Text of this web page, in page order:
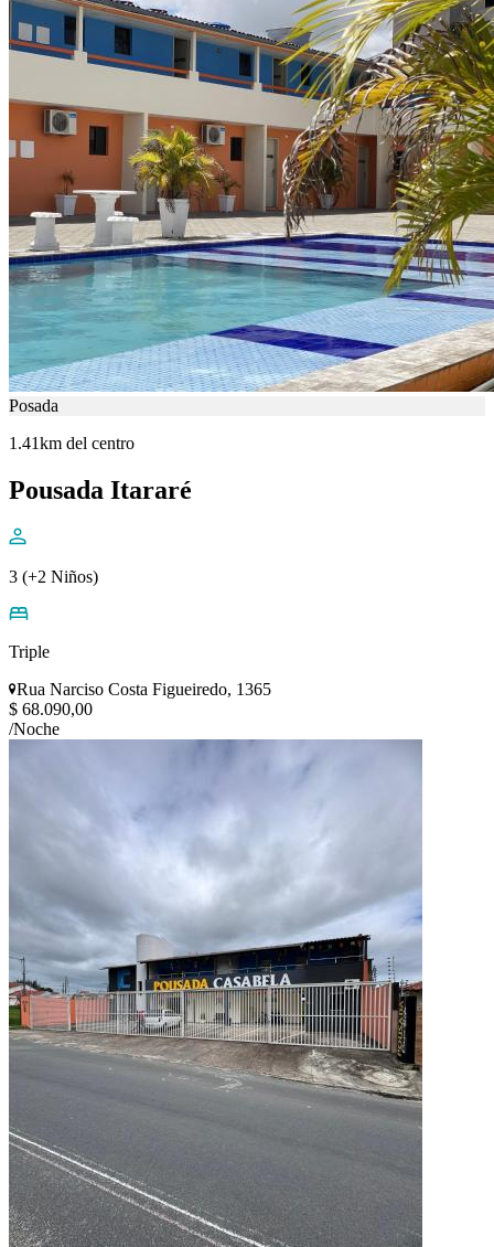
Posada
1.41km del centro
Pousada Itararé
3 (+2 Niños)
Triple
Rua Narciso Costa Figueiredo, 1365
$ 68.090,00
/Noche